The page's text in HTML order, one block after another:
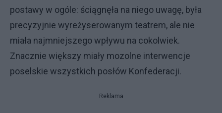
postawy w ogóle: ściągnęła na niego uwagę, była
precyzyjnie wyreżyserowanym teatrem, ale nie
miała najmniejszego wpływu na cokolwiek.
Znacznie większy miały mozolne interwencje
poselskie wszystkich posłów Konfederacji.
Reklama